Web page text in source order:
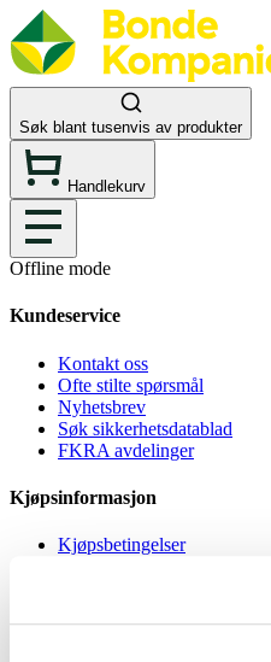
Søk blant tusenvis av produkter
Handlekurv
Offline mode
Kundeservice
Kontakt oss
Ofte stilte spørsmål
Nyhetsbrev
Søk sikkerhetsdatablad
FKRA avdelinger
Kjøpsinformasjon
Kjøpsbetingelser
Informasjonskapsler